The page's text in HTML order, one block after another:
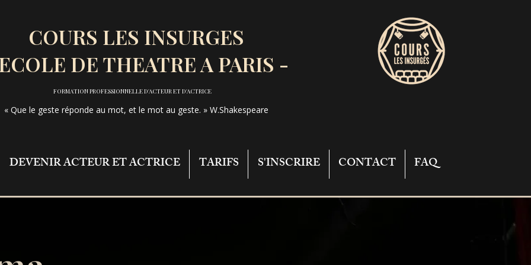
COURS LES INSURGES
DE THEATRE A PARIS -
FORMATION PROFESSIONNELLE D'ACTEUR ET D'ACTRICE
« Que le geste réponde au mot, et le mot au geste. » W.Shakespeare
DEVENIR ACTEUR ET ACTRICE TARIFS S'INSCRIRE CONTACT FAQ